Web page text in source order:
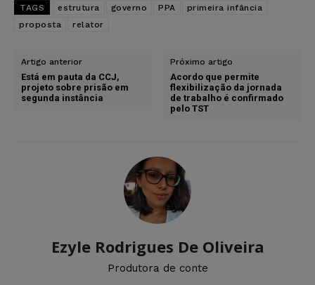
TAGS estrutura governo PPA
primeira infância
proposta
relator
Artigo anterior
Está em pauta da CCJ,
projeto sobre prisão em
segunda instância
Próximo artigo
Acordo que permite
flexibilização da jornada
de trabalho é confirmado
pelo TST
Ezyle Rodrigues De Oliveira
Produtora de conte